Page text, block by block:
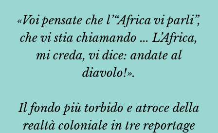
«Voi pensate che l’“Africa vi parli”,
che vi stia chiamando ... L’Africa,
mi creda, vi dice: andate al
diavolo!».
Il fondo più torbido e atroce della
realtà coloniale in tre reportage